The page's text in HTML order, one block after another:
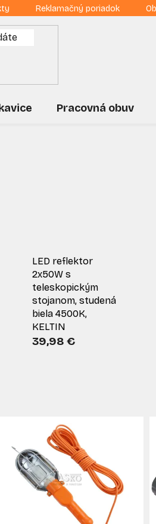
Reklamačný poriadok
Pracovná obuv
LED reflektor
2x50W s
teleskopickým
stojanom, studená
biela 4500K,
KELTIN
39,98 €